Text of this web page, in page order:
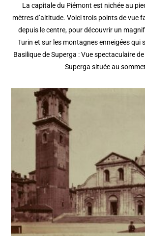
La capitale du Piémont est nichée au
mètres d’altitude. Voici trois points de vue
depuis le centre, pour découvrir un
Turin et sur les montagnes enneigées qui
Basilique de Superga : Vue spectaculaire
Superga située au